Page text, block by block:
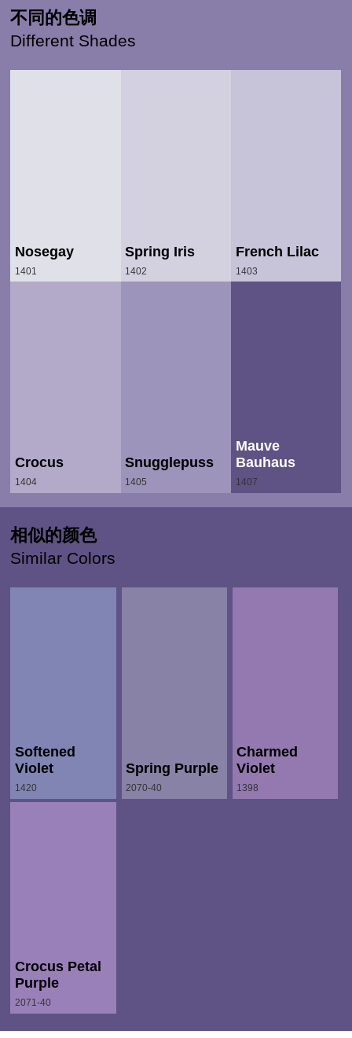
不同的色调
Different Shades
Nosegay
1401
Spring Iris
1402
French Lilac
1403
Crocus
1404
Snugglepuss
1405
Mauve
Bauhaus
1407
相似的颜色
Similar Colors
Softened
Violet
1420
Spring Purple
2070-40
Charmed
Violet
1398
Crocus Petal
Purple
2071-40